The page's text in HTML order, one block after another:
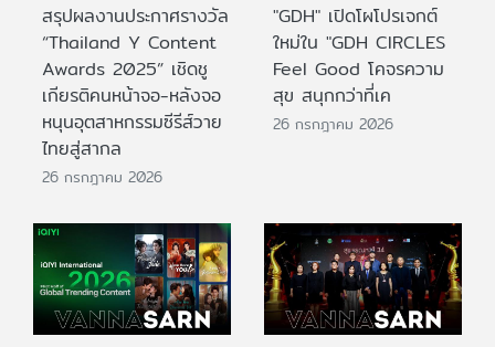
สรุปผลงานประกาศรางวัล
“Thailand Y Content
Awards 2025” เชิดชู
เกียรติคนหน้าจอ-หลังจอ
หนุนอุตสาหกรรมซีรีส์วาย
ไทยสู่สากล
26 กรกฎาคม 2026
"GDH" เปิดโผโปรเจกต์
ใหม่ใน "GDH CIRCLES
Feel Good โคจรความ
สุข สนุกกว่าที่เค
26 กรกฎาคม 2026